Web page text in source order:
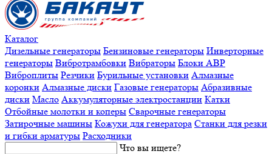
Каталог
Дизельные генераторы Бензиновые генераторы Инверторные
генераторы Вибротрамбовки Вибраторы Блоки АВР
Виброплиты Резчики Бурильные установки Алмазные
коронки Алмазные диски Газовые генераторы Абразивные
диски Масло Аккумуляторные электростанции Катки
Отбойные молотки и коперы Сварочные генераторы
Затирочные машины Кожухи для генератора Станки для резки
и гибки арматуры Расходники
Что вы ищете?